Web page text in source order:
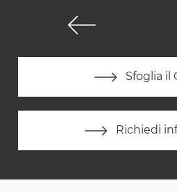
Sfoglia il
Richiedi